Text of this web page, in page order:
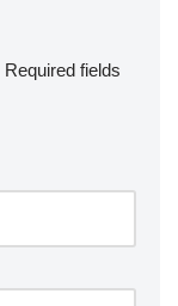
Required fields